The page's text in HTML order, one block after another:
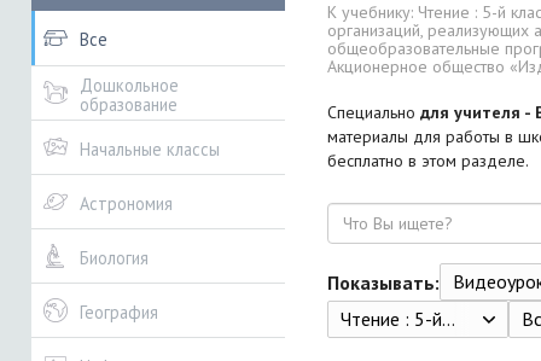
Все
Дошкольное
образование
Начальные классы
Астрономия
Биология
География
К учебнику: Чтение : 5-й
организаций, реализующих
общеобразовательные
Акционерное общество
Специально для учителя -
материалы для работы в
бесплатно в этом разделе.
Поиск
Показывать:
Чтение : 5-й класс : учебник для общеобразовательных организаций, реализующих адаптированные основные общеобразовательные программы Ильина С.Ю., Головкина Т.М. Акционерное общество «Издательство «Просвещение» 2023